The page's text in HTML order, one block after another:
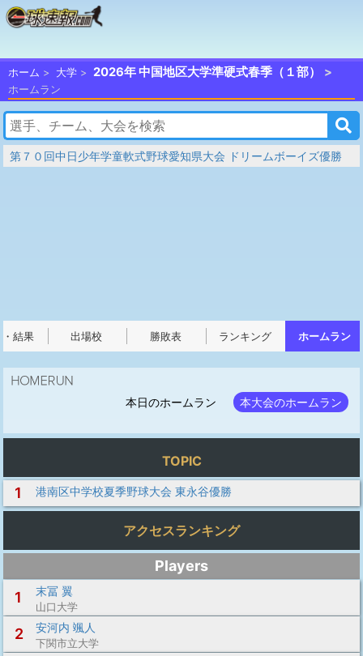
ホーム 大学 2026年 中国地区大学準硬式春季（１部）
ホームラン
第７０回中日少年学童軟式野球愛知県大会 ドリームボーイズ優勝
結果 出場校 勝敗表 ランキング ホームラン
本日のホームラン 本大会のホームラン
TOPIC
1 港南区中学校夏季野球大会 東永谷優勝
アクセスランキング
Players
1
末冨 翼
山口大学
2 安河内 颯人
下関市立大学